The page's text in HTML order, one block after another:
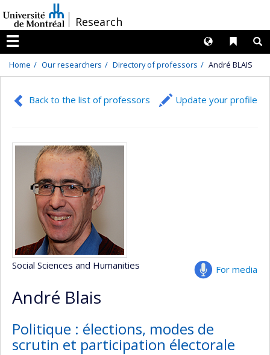
au
contenu
/Research
Menu
Liens
Langues
Home Our researchers Directory of professors André BLAIS
Back to the list of professors Update your profile
For media
Social Sciences and Humanities
André Blais
Politique : élections, modes de
scrutin et participation électorale